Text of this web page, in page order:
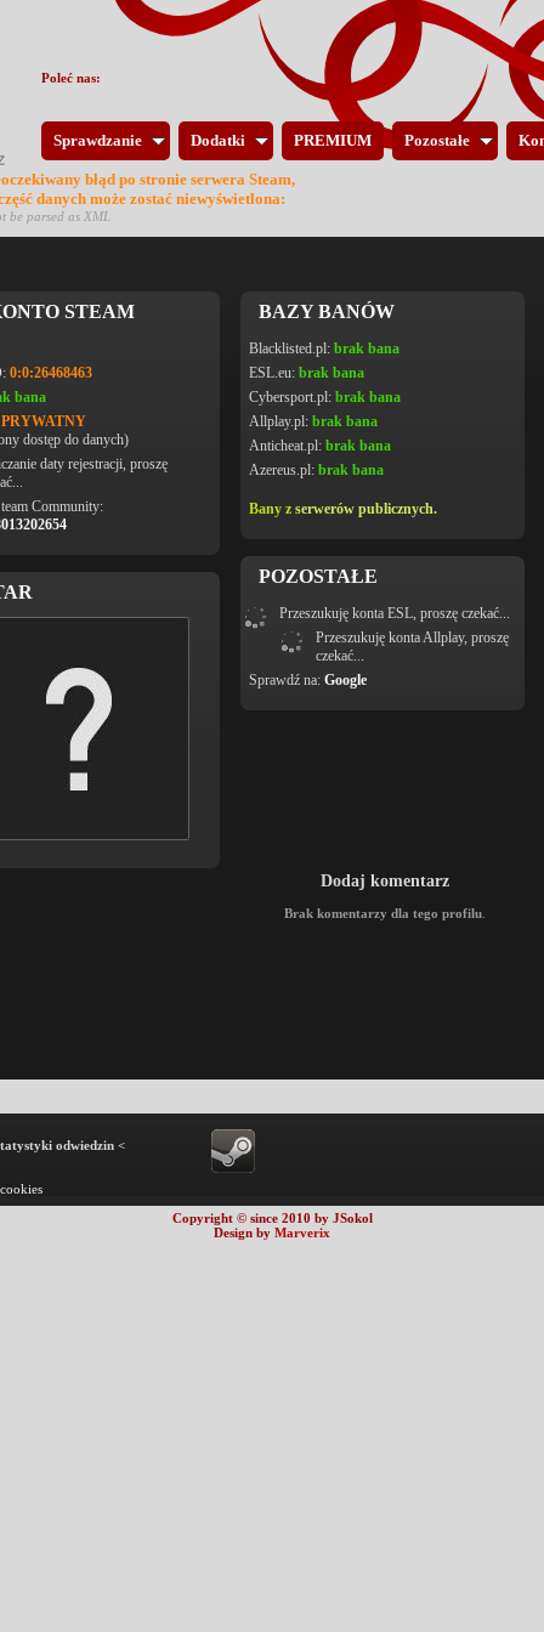
Sprawdzanie Dodatki PREMIUM Pozostałe
błąd po stronie serwera Steam,
danych może zostać niewyświetlona:
be parsed as XML
STEAM
0:0:26468463
bana
dostęp do danych)
daty rejestracji, proszę
Community:
BAZY BANÓW
Blacklisted.pl: brak bana
ESL.eu: brak bana
Cybersport.pl: brak bana
Allplay.pl: brak bana
Anticheat.pl: brak bana
Azereus.pl: brak bana
Bany z serwerów publicznych.
POZOSTAŁE
Przeszukuję konta ESL, proszę czekać...
Przeszukuję konta Allplay, proszę
czekać...
Sprawdź na: Google
Dodaj komentarz
Brak komentarzy dla tego profilu
odwiedzin <
Copyright © since 2010 by JSokol
Design by Marverix
Poleć nas: